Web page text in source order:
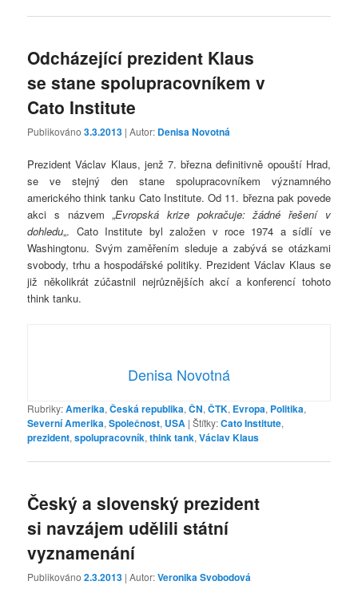
Odcházející prezident Klaus
se stane spolupracovníkem v
Cato Institute
Publikováno3.3.2013 | Autor: Denisa Novotná
Prezident Václav Klaus, jenž 7. března definitivně opouští Hrad,
se ve stejný den stane spolupracovníkem významného
amerického think tanku Cato Institute. Od 11. března pak povede
akci s názvem „Evropská krize pokračuje: žádné řešení v
dohledu„. Cato Institute byl založen v roce 1974 a sídlí ve
Washingtonu. Svým zaměřením sleduje a zabývá se otázkami
svobody, trhu a hospodářské politiky. Prezident Václav Klaus se
již několikrát zúčastnil nejrůznějších akcí a konferencí tohoto
think tanku.
Denisa Novotná
Rubriky:Amerika,Česká republika,ČN,ČTK, Evropa, Politika,
Severní Amerika,Společnost, USA |Štítky:Cato Institute,
prezident,spolupracovník,think tank,Václav Klaus
Český a slovenský prezident
si navzájem udělili státní
vyznamenání
Publikováno2.3.2013 | Autor:Veronika Svobodová